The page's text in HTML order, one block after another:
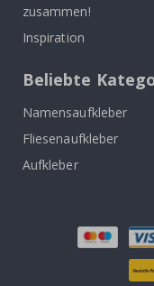
zusammen!
Inspiration
Beliebte
Namensaufkleber
Fliesenaufkleber
Aufkleber